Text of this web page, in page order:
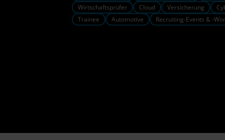
Wirtschaftsprüfer
Cloud Versicherung
Trainee
Automotive Recruiting-Events & -